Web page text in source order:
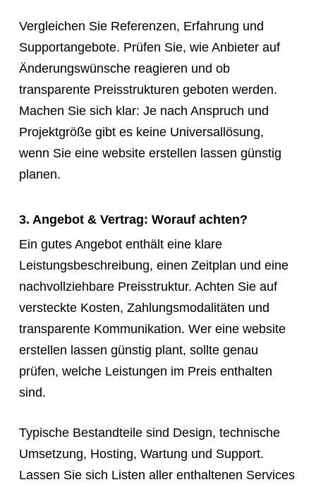
Vergleichen Sie Referenzen, Erfahrung und
Supportangebote. Prüfen Sie, wie Anbieter auf
Änderungswünsche reagieren und ob
transparente Preisstrukturen geboten werden.
Machen Sie sich klar: Je nach Anspruch und
Projektgröße gibt es keine Universallösung,
wenn Sie eine website erstellen lassen günstig
planen.
3. Angebot & Vertrag: Worauf achten?
Ein gutes Angebot enthält eine klare
Leistungsbeschreibung, einen Zeitplan und eine
nachvollziehbare Preisstruktur. Achten Sie auf
versteckte Kosten, Zahlungsmodalitäten und
transparente Kommunikation. Wer eine website
erstellen lassen günstig plant, sollte genau
prüfen, welche Leistungen im Preis enthalten
sind.
Typische Bestandteile sind Design, technische
Umsetzung, Hosting, Wartung und Support.
Lassen Sie sich Listen aller enthaltenen Services